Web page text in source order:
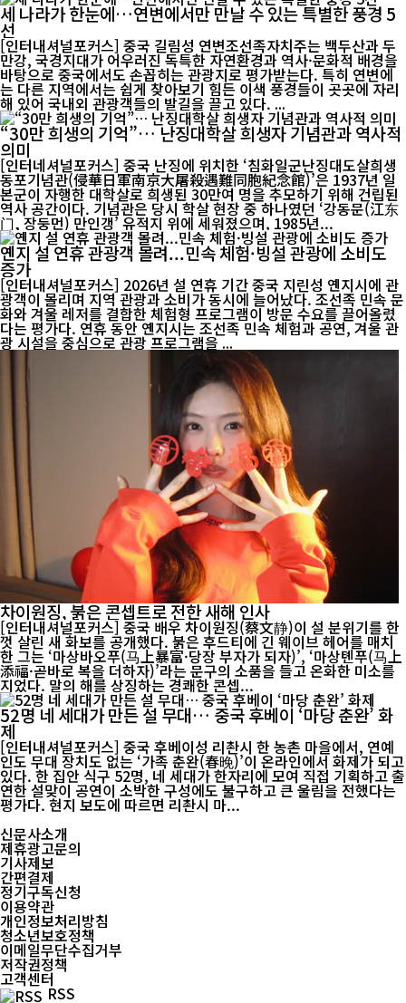
세 나라가 한눈에…연변에서만 만날 수 있는 특별한 풍경 5
선
[인터내셔널포커스] 중국 길림성 연변조선족자치주는 백두산과 두
만강, 국경지대가 어우러진 독특한 자연환경과 역사·문화적 배경을
바탕으로 중국에서도 손꼽히는 관광지로 평가받는다. 특히 연변에
는 다른 지역에서는 쉽게 찾아보기 힘든 이색 풍경들이 곳곳에 자리
해 있어 국내외 관광객들의 발길을 끌고 있다. ...
“30만 희생의 기억”… 난징대학살 희생자 기념관과 역사적
의미
[인터네셔널포커스] 중국 난징에 위치한 ‘침화일군난징대도살희생
동포기념관(侵華日軍南京大屠殺遇難同胞紀念館)’은 1937년 일
본군이 자행한 대학살로 희생된 30만여 명을 추모하기 위해 건립된
역사 공간이다. 기념관은 당시 학살 현장 중 하나였던 ‘강동문(江东
门, 장둥먼) 만인갱’ 유적지 위에 세워졌으며, 1985년...
옌지 설 연휴 관광객 몰려...민속 체험·빙설 관광에 소비도
증가
[인터내셔널포커스] 2026년 설 연휴 기간 중국 지린성 옌지시에 관
광객이 몰리며 지역 관광과 소비가 동시에 늘어났다. 조선족 민속 문
화와 겨울 레저를 결합한 체험형 프로그램이 방문 수요를 끌어올렸
다는 평가다. 연휴 동안 옌지시는 조선족 민속 체험과 공연, 겨울 관
광 시설을 중심으로 관광 프로그램을 ...
차이원징, 붉은 콘셉트로 전한 새해 인사
[인터내셔널포커스] 중국 배우 차이원징(蔡文静)이 설 분위기를 한
껏 살린 새 화보를 공개했다. 붉은 후드티에 긴 웨이브 헤어를 매치
한 그는 ‘마상바오푸(马上暴富·당장 부자가 되자)’, ‘마상톈푸(马上
添福·곧바로 복을 더하자)’라는 문구의 소품을 들고 온화한 미소를
지었다. 말의 해를 상징하는 경쾌한 콘셉...
52명 네 세대가 만든 설 무대… 중국 후베이 ‘마당 춘완’ 화
제
[인터내셔널포커스] 중국 후베이성 리촨시 한 농촌 마을에서, 연예
인도 무대 장치도 없는 ‘가족 춘완(春晚)’이 온라인에서 화제가 되고
있다. 한 집안 식구 52명, 네 세대가 한자리에 모여 직접 기획하고 출
연한 설맞이 공연이 소박한 구성에도 불구하고 큰 울림을 전했다는
평가다. 현지 보도에 따르면 리촨시 마...
신문사소개
제휴광고문의
기사제보
간편결제
정기구독신청
이용약관
개인정보처리방침
청소년보호정책
이메일무단수집거부
저작권정책
고객센터
RSS